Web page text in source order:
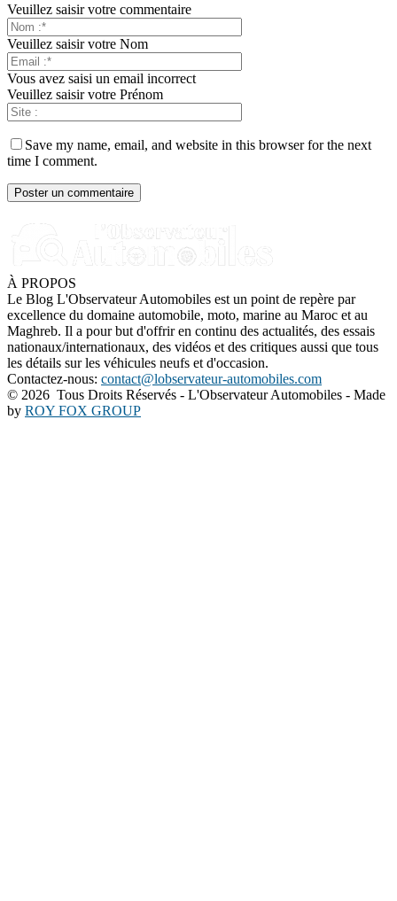
Veuillez saisir votre commentaire
Veuillez saisir votre Nom
Vous avez saisi un email incorrect
Veuillez saisir votre Prénom
Save my name, email, and website in this browser for the next
time I comment.
À PROPOS
Le Blog L'Observateur Automobiles est un point de repère par
excellence du domaine automobile, moto, marine au Maroc et au
Maghreb. Il a pour but d'offrir en continu des actualités, des essais
nationaux/internationaux, des vidéos et des critiques aussi que tous
les détails sur les véhicules neufs et d'occasion.
Contactez-nous: contact@lobservateur-automobiles.com
© 2026 Tous Droits Réservés - L'Observateur Automobiles - Made
by ROY FOX GROUP